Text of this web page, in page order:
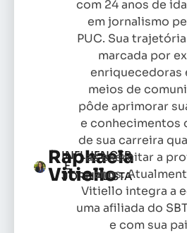
Raphaela
Vitiello
INFLUENCER
E
JORNALISTA
com 24 anos de
em jornalismo
PUC. Sua
marcada por
enriquecedoras
meios de
pôde aprimorar
e conhecimentos
de sua carreira
as exercitar a
anos.
Vitiello integra a
uma afiliada do
e com sua